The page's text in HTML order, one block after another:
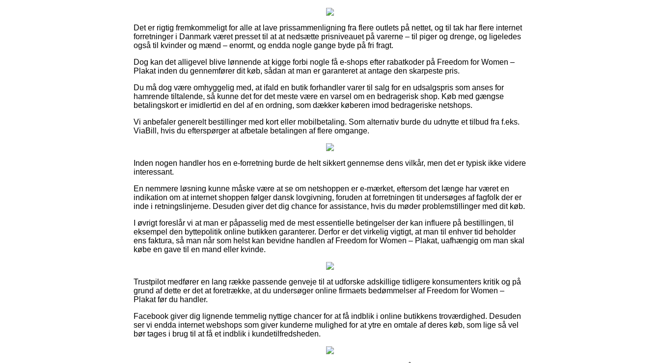
Det er rigtig fremkommeligt for alle at lave prissammenligning fra flere outlets på nettet, og til tak har flere internet
forretninger i Danmark været presset til at at nedsætte prisniveauet på varerne – til piger og drenge, og ligeledes
også til kvinder og mænd – enormt, og endda nogle gange byde på fri fragt.
Dog kan det alligevel blive lønnende at kigge forbi nogle få e-shops efter rabatkoder på Freedom for Women –
Plakat inden du gennemfører dit køb, sådan at man er garanteret at antage den skarpeste pris.
Du må dog være omhyggelig med, at ifald en butik forhandler varer til salg for en udsalgspris som anses for
hamrende tiltalende, så kunne det for det meste være en varsel om en bedragerisk shop. Køb med gængse
betalingskort er imidlertid en del af en ordning, som dækker køberen imod bedrageriske netshops.
Vi anbefaler generelt bestillinger med kort eller mobilbetaling. Som alternativ burde du udnytte et tilbud fra f.eks.
ViaBill, hvis du efterspørger at afbetale betalingen af flere omgange.
Inden nogen handler hos en e-forretning burde de helt sikkert gennemse dens vilkår, men det er typisk ikke videre
interessant.
En nemmere løsning kunne måske være at se om netshoppen er e-mærket, eftersom det længe har været en
indikation om at internet shoppen følger dansk lovgivning, foruden at forretningen tit undersøges af fagfolk der er
inde i retningslinjerne. Desuden giver det dig chance for assistance, hvis du møder problemstillinger med dit køb.
I øvrigt foreslår vi at man er påpasselig med de mest essentielle betingelser der kan influere på bestillingen, til
eksempel den byttepolitik online butikken garanterer. Derfor er det virkelig vigtigt, at man til enhver tid beholder
ens faktura, så man når som helst kan bevidne handlen af Freedom for Women – Plakat, uafhængig om man skal
købe en gave til en mand eller kvinde.
Trustpilot medfører en lang række passende genveje til at udforske adskillige tidligere konsumenters kritik og på
grund af dette er det at foretrække, at du undersøger online firmaets bedømmelser af Freedom for Women –
Plakat før du handler.
Facebook giver dig lignende temmelig nyttige chancer for at få indblik i online butikkens troværdighed. Desuden
ser vi endda internet webshops som giver kunderne mulighed for at ytre en omtale af deres køb, som lige så vel
bør tages i brug til at få et indblik i kundetilfredsheden.